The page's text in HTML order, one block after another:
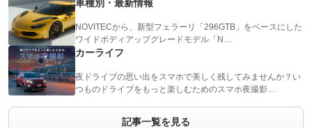
車種別・最新情報
NOVITECから、新型フェラーリ「296GTB」をベースにした
ワイドボディアップグレードモデル「N…
カーライフ
夜ドライブの思い出をスマホで美しく残してみませんか？い
つものドライブをもっと楽しむためのスマホ夜撮影…
記事一覧を見る